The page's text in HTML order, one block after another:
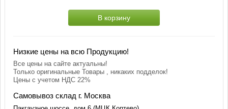
В корзину
Низкие цены на всю Продукцию!
Все цены на сайте актуальны!
Только оригинальные Товары , никаких подделок!
Цены с учетом НДС 22%
Самовывоз склад г. Москва